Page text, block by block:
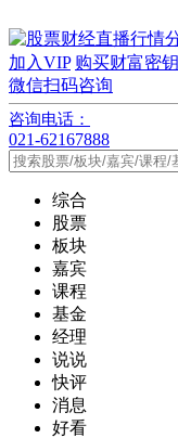
加入VIP 购买财富密钥
微信扫码咨询
咨询电话：
021-62167888
综合
股票
板块
嘉宾
课程
基金
经理
说说
快评
消息
好看